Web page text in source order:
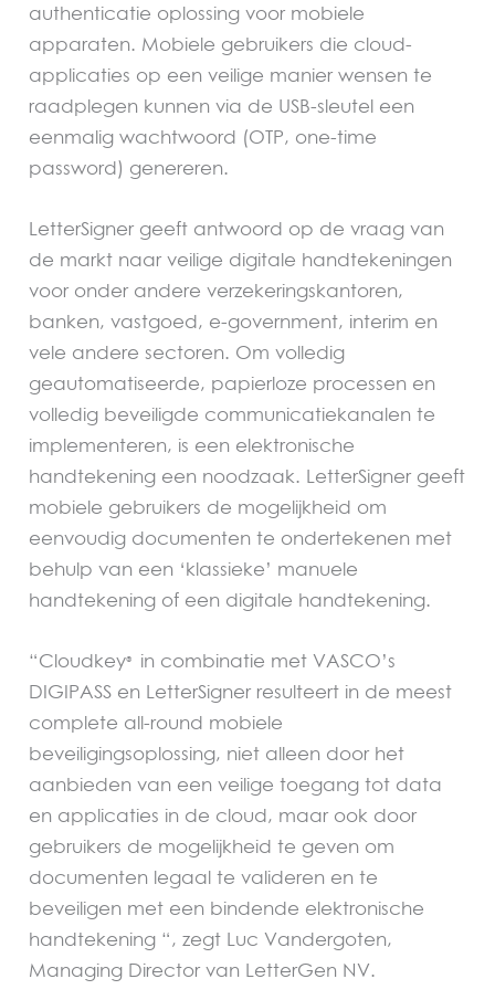
authenticatie oplossing voor mobiele
apparaten. Mobiele gebruikers die cloud-
applicaties op een veilige manier wensen te
raadplegen kunnen via de USB-sleutel een
eenmalig wachtwoord (OTP, one-time
password) genereren.
LetterSigner geeft antwoord op de vraag van
de markt naar veilige digitale handtekeningen
voor onder andere verzekeringskantoren,
banken, vastgoed, e-government, interim en
vele andere sectoren. Om volledig
geautomatiseerde, papierloze processen en
volledig beveiligde communicatiekanalen te
implementeren, is een elektronische
handtekening een noodzaak. LetterSigner geeft
mobiele gebruikers de mogelijkheid om
eenvoudig documenten te ondertekenen met
behulp van een ‘klassieke’ manuele
handtekening of een digitale handtekening.
“Cloudkey® in combinatie met VASCO’s
DIGIPASS en LetterSigner resulteert in de meest
complete all-round mobiele
beveiligingsoplossing, niet alleen door het
aanbieden van een veilige toegang tot data
en applicaties in de cloud, maar ook door
gebruikers de mogelijkheid te geven om
documenten legaal te valideren en te
beveiligen met een bindende elektronische
handtekening “, zegt Luc Vandergoten,
Managing Director van LetterGen NV.